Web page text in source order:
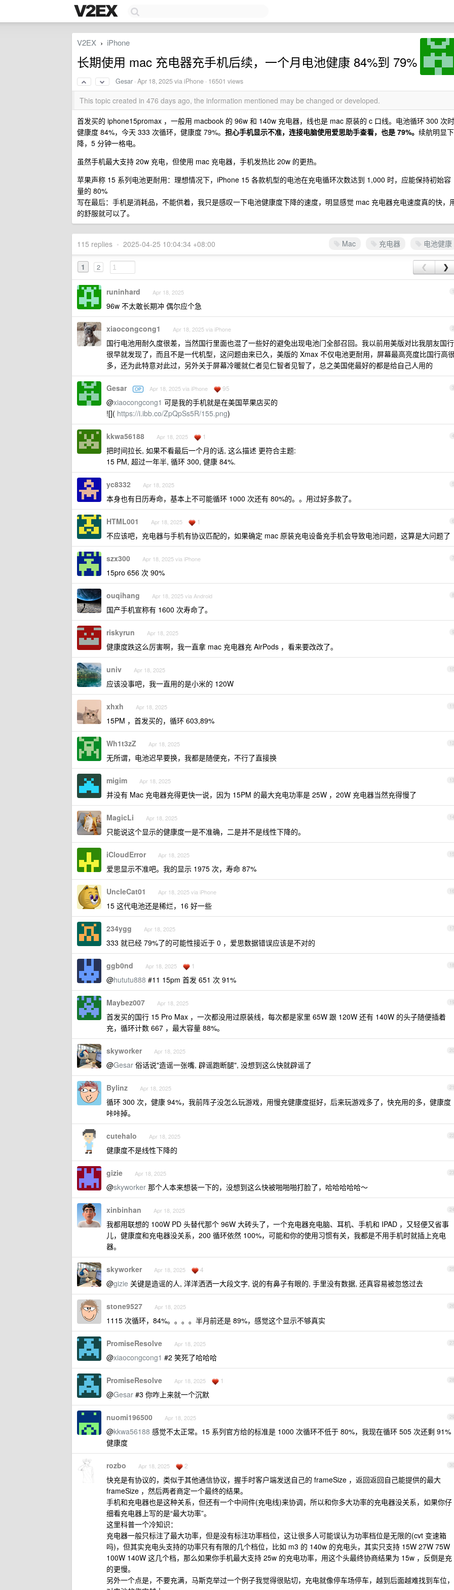
V2EX › iPhone
长期使用 mac 充电器充手机后续，一个月电池健康 84%到 79%
Gesar ·Apr 18, 2025via iPhone · 16501 views
This topic created in 476 days ago, the information mentioned may be changed or developed.
首发买的 iphone15promax ，一般用 macbook 的 96w 和 140w 充电器，线也是 mac 原装的 c 口线。电池循环 300 次时
健康度 84%，今天 333 次循环，健康度 79%。 担心手机显示不准，连接电脑使用爱思助手查看，也是 79%。 续航明显下
降，5 分钟一格电。
虽然手机最大支持 20w 充电，但使用 mac 充电器，手机发热比 20w 的更热。
苹果声称 15 系列电池更耐用：理想情况下，iPhone 15 各款机型的电池在充电循环次数达到 1,000 时，应能保持初始容
量的 80%
写在最后：手机是消耗品，不能供着，我只是感叹一下电池健康度下降的速度，明显感觉 mac 充电器充电速度真的快，
的舒服就可以了。
Mac 充电器 电池健康
115 replies • 2025-04-25 10:04:34 +08:00
1 2 ❮ ❯
1
runinhard Apr 18, 2025
96w 不太敢长期冲 偶尔应个急
2
xiaocongcong1 Apr 18, 2025 via iPhone
国行电池用耐久度很差，当然国行里面也混了一些好的避免出现电池门全部召回。我以前用美版对比我朋友国行
很早就发现了，而且不是一代机型，这问题由来已久，美版的 Xmax 不仅电池更耐用，屏幕最高亮度比国行高很
多，还为此特意对此过，另外关于屏幕冷暖就仁者见仁智者见智了，总之美国佬最好的都是给自己人用的
3
Gesar OP Apr 18, 2025 via iPhone 95
@xiaocongcong1 可是我的手机就是在美国苹果店买的
![]( https://i.ibb.co/ZpQpSs5R/155.png)
4
kkwa56188 Apr 18, 2025 1
把时间拉长, 如果不看最后一个月的话, 这么描述 更符合主题:
15 PM, 超过一年半, 循环 300, 健康 84%.
5
yc8332 Apr 18, 2025
本身也有日历寿命，基本上不可能循环 1000 次还有 80%的。。用过好多款了。
6
HTML001 Apr 18, 2025 1
不应该吧，充电器与手机有协议匹配的，如果确定 mac 原装充电设备充手机会导致电池问题，这算是大问题了
7
szx300 Apr 18, 2025 via iPhone
15pro 656 次 90%
8
ouqihang Apr 18, 2025 via Android
国产手机宣称有 1600 次寿命了。
9
riskyrun Apr 18, 2025
健康度跌这么厉害啊，我一直拿 mac 充电器充 AirPods ，看来要改改了。
10
univ Apr 18, 2025
应该没事吧，我一直用的是小米的 120W
11
xhxh Apr 18, 2025
15PM ，首发买的，循环 603,89%
12
Wh1t3zZ Apr 18, 2025
无所谓，电池迟早要换，我都是随便充，不行了直接换
13
migim Apr 18, 2025
并没有 Mac 充电器充得更快一说，因为 15PM 的最大充电功率是 25W ，20W 充电器当然充得慢了
14
MagicLi Apr 18, 2025
只能说这个显示的健康度一是不准确，二是并不是线性下降的。
15
iCloudError Apr 18, 2025
爱思显示不准吧。我的显示 1975 次，寿命 87%
16
UncleCat01 Apr 18, 2025 via iPhone
15 这代电池还是稀烂，16 好一些
17
234ygg Apr 18, 2025
333 就已经 79%了的可能性接近于 0 ，爱思数据错误应该是不对的
18
ggb0nd Apr 18, 2025 1
@hututu888 #11 15pm 首发 651 次 91%
19
Maybez007 Apr 18, 2025
首发买的国行 15 Pro Max ，一次都没用过原装线，每次都是家里 65W 跟 120W 还有 140W 的头子随便插着
充，循环计数 667 ，最大容量 88%。
20
skyworker Apr 18, 2025
@Gesar 俗话说"造谣一张嘴, 辟谣跑断腿", 没想到这么快就辟谣了
21
Bylinz Apr 18, 2025
循环 300 次，健康 94%，我前阵子没怎么玩游戏，用慢充健康度挺好，后来玩游戏多了，快充用的多，健康度
咔咔掉。
22
cutehalo Apr 18, 2025
健康度不是线性下降的
23
gizie Apr 18, 2025
@skyworker 那个人本来想装一下的，没想到这么快被啪啪啪打脸了，哈哈哈哈哈～
24
xinbinhan Apr 18, 2025
我都用联想的 100W PD 头替代那个 96W 大砖头了，一个充电器充电脑、耳机、手机和 IPAD ，又轻便又省事
儿，健康度和充电器没关系，200 循环依然 100%，可能和你的使用习惯有关，我都是不用手机时就插上充电
器。
25
skyworker Apr 18, 2025 4
@gizie 关键是造谣的人, 洋洋洒洒一大段文字, 说的有鼻子有眼的, 手里没有数据, 还真容易被忽悠过去
26
stone9527 Apr 18, 2025
1115 次循环，84%。。。。半月前还是 89%，感觉这个显示不够真实
27
PromiseResolve Apr 18, 2025
@xiaocongcong1 #2 笑死了哈哈哈
28
PromiseResolve Apr 18, 2025 1
@Gesar #3 你咋上来就一个沉默
29
nuomi196500 Apr 18, 2025
@kkwa56188 感觉不太正常。15 系列官方给的标准是 1000 次循环不低于 80%，我现在循环 505 次还剩 91%
健康度
30
rozbo Apr 18, 2025 2
快充是有协议的，类似于其他通信协议，握手时客户端发送自己的 frameSize ，返回返回自己能提供的最大
frameSize ，然后两者商定一个最终的结果。
手机和充电器也是这种关系，但还有一个中间件(充电线)来协调，所以和你多大功率的充电器没关系，如果你仔
细看充电器上写的是“最大功率”。
这里科普一个冷知识：
充电器一般只标注了最大功率，但是没有标注功率档位，这让很多人可能误认为功率档位是无限的(cvt 变速箱
吗)，但其实充电头支持的功率只有有限的几个档位，比如 m3 的 140w 的充电头，其实只支持 15W 27W 75W
100W 140W 这几个档，那么如果你手机最大支持 25w 的充电功率，用这个头最终协商结果为 15w ，反倒是充
的更慢。
另外一个点是，不要充满，马斯克举过一个例子我觉得很贴切，充电就像停车场停车，越到后面越难找到车位，